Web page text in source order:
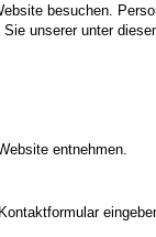
besuchen.
unserer unter
entnehmen.